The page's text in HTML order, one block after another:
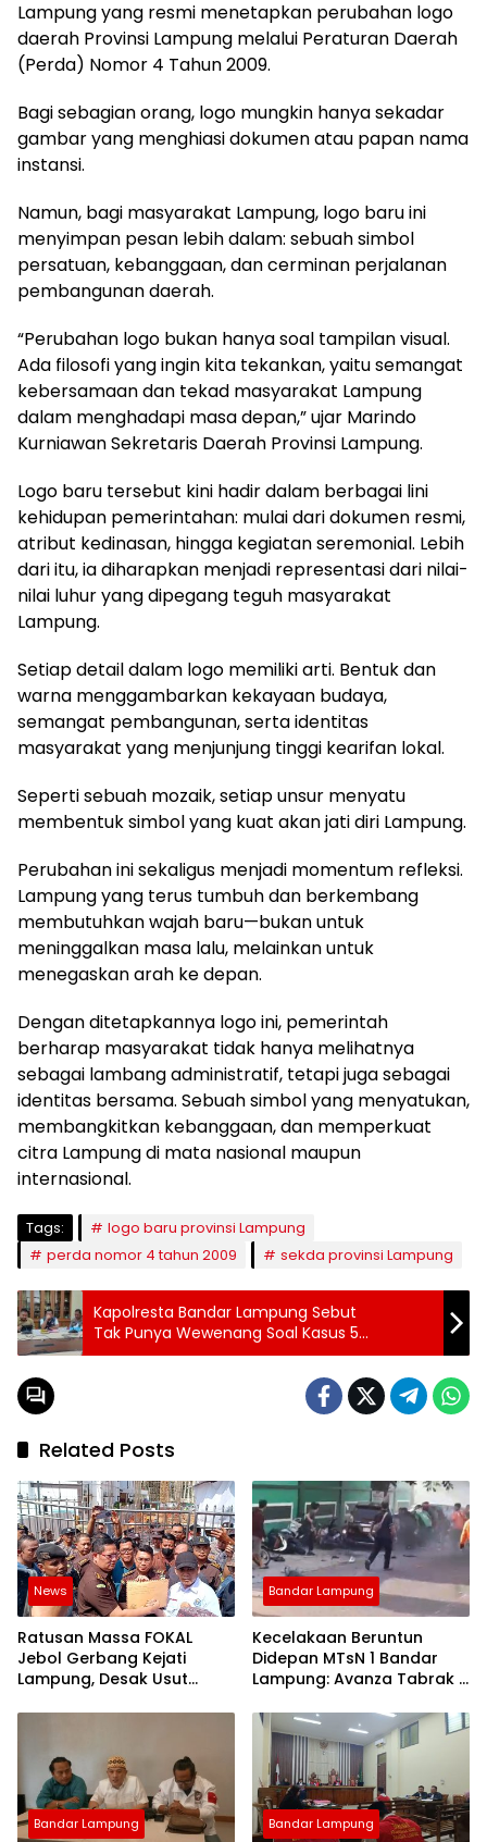
Lampung yang resmi menetapkan perubahan logo
daerah Provinsi Lampung melalui Peraturan Daerah
(Perda) Nomor 4 Tahun 2009.
Bagi sebagian orang, logo mungkin hanya sekadar
gambar yang menghiasi dokumen atau papan nama
instansi.
Namun, bagi masyarakat Lampung, logo baru ini
menyimpan pesan lebih dalam: sebuah simbol
persatuan, kebanggaan, dan cerminan perjalanan
pembangunan daerah.
“Perubahan logo bukan hanya soal tampilan visual.
Ada filosofi yang ingin kita tekankan, yaitu semangat
kebersamaan dan tekad masyarakat Lampung
dalam menghadapi masa depan,” ujar Marindo
Kurniawan Sekretaris Daerah Provinsi Lampung.
Logo baru tersebut kini hadir dalam berbagai lini
kehidupan pemerintahan: mulai dari dokumen resmi,
atribut kedinasan, hingga kegiatan seremonial. Lebih
dari itu, ia diharapkan menjadi representasi dari nilai-
nilai luhur yang dipegang teguh masyarakat
Lampung.
Setiap detail dalam logo memiliki arti. Bentuk dan
warna menggambarkan kekayaan budaya,
semangat pembangunan, serta identitas
masyarakat yang menjunjung tinggi kearifan lokal.
Seperti sebuah mozaik, setiap unsur menyatu
membentuk simbol yang kuat akan jati diri Lampung.
Perubahan ini sekaligus menjadi momentum refleksi.
Lampung yang terus tumbuh dan berkembang
membutuhkan wajah baru—bukan untuk
meninggalkan masa lalu, melainkan untuk
menegaskan arah ke depan.
Dengan ditetapkannya logo ini, pemerintah
berharap masyarakat tidak hanya melihatnya
sebagai lambang administratif, tetapi juga sebagai
identitas bersama. Sebuah simbol yang menyatukan,
membangkitkan kebanggaan, dan memperkuat
citra Lampung di mata nasional maupun
internasional.
Tags:
logo baru provinsi Lampung
perda nomor 4 tahun 2009
sekda provinsi Lampung
Kapolresta Bandar Lampung Sebut
Tak Punya Wewenang Soal Kasus 5
Pengurus HIMPI Lampung Ditangkap Karena
Related Posts
News
Ratusan Massa FOKAL
Jebol Gerbang Kejati
Lampung, Desak Usut
Pemprov 3 Hektare
Bandar Lampung
Kecelakaan Beruntun
Didepan MTsN 1 Bandar
Lampung: Avanza Tabrak 7
Rumah Sakit
Bandar Lampung Bandar Lampung